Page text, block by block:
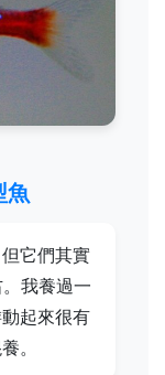
魚
它們其實
我養過一
起來很有
。